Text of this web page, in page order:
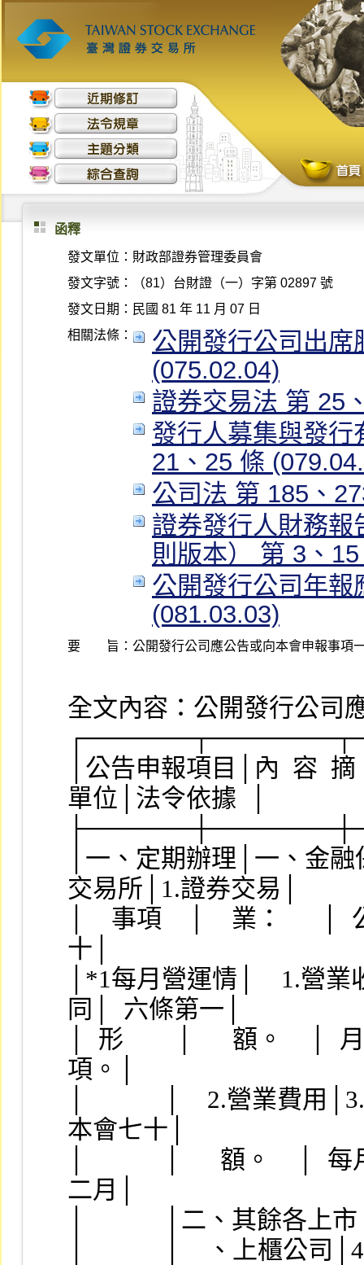
函釋
發文單位： 財政部證券管理委員會
發文字號：
（81）台財證（一）字第 02897 號
發文日期： 民國 81 年 11 月 07 日
相關法條：
公開發行公司出
(075.02.04)
證券交易法 第 25
發行人募集與發行
21、25 條
公司法 第 185、
證券發行人財務報
則版本） 第 3、
公開發行公司年
(081.03.03)
要 旨： 公開發行公司應公告或向本會申報事項
全文內容：公開發行公司
│公告申報項目│內  容
單位│法令依據  │
│一、定期辦理│一、金
交易所│1.證券交易│
│    事項    │    業：      │
十│
│*1每月營運情│    1.營
同│  六條第一│
│  形        │      額。    │
項。│
│            │    2.營業費用
本會七十│
│            │      額。    │
二月│
│            │二、其餘各上
│            │    、上櫃公司